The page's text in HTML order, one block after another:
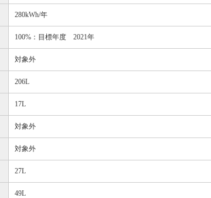
280kWh/年
100%：目標年度 2021年
対象外
206L
17L
対象外
対象外
27L
49L